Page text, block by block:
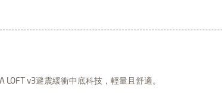
LOFT v3避震緩衝中底科技，輕量且舒適。